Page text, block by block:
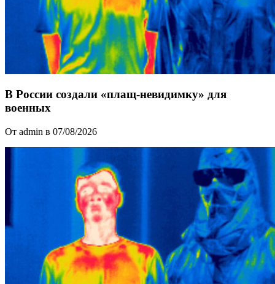
В России создали «плащ-невидимку» для
военных
От admin в 07/08/2026